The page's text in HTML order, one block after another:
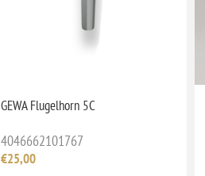
GEWA Flugelhorn 5C
4046662101767
€25,00